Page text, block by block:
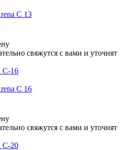
C 13
свяжутся с вами и уточнят
C 16
свяжутся с вами и уточнят